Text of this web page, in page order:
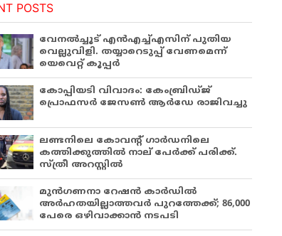
POSTS
വേനൽച്ചൂട് എൻഎച്ച്എസിന് പുതിയ
വെല്ലുവിളി. തയ്യാറെടുപ്പ് വേണമെന്ന്
യെവെറ്റ് കൂപ്പർ
കോപ്പിയടി വിവാദം: കേംബ്രിഡ്ജ്
പ്രൊഫസർ ജേസൺ ആർഡേ രാജിവച്ചു
ലണ്ടനിലെ കോവന്റ് ഗാർഡനിലെ
കത്തിക്കുത്തിൽ നാല് പേർക്ക് പരിക്ക്.
സ്ത്രീ അറസ്റ്റിൽ
മുൻഗണനാ റേഷൻ കാർഡിൽ
അർഹതയില്ലാത്തവർ പുറത്തേക്ക്; 86,000
പേരെ ഒഴിവാക്കാൻ നടപടി